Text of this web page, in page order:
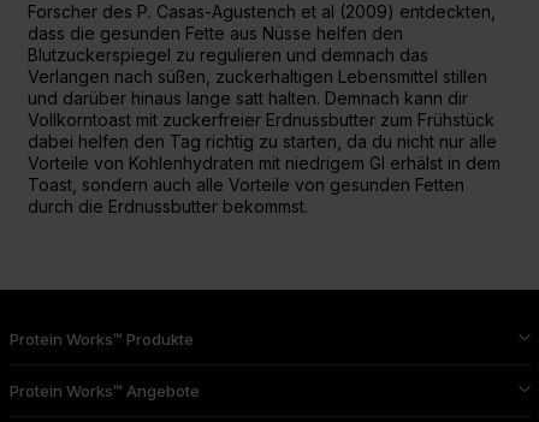
Forscher des P. Casas-Agustench et al (2009) entdeckten,
dass die gesunden Fette aus Nüsse helfen den
Blutzuckerspiegel zu regulieren und demnach das
Verlangen nach süßen, zuckerhaltigen Lebensmittel stillen
und darüber hinaus lange satt halten. Demnach kann dir
Vollkorntoast mit zuckerfreier Erdnussbutter zum Frühstück
dabei helfen den Tag richtig zu starten, da du nicht nur alle
Vorteile von Kohlenhydraten mit niedrigem GI erhälst in dem
Toast, sondern auch alle Vorteile von gesunden Fetten
durch die Erdnussbutter bekommst.
Protein Works™ Produkte
Protein Works™ Angebote